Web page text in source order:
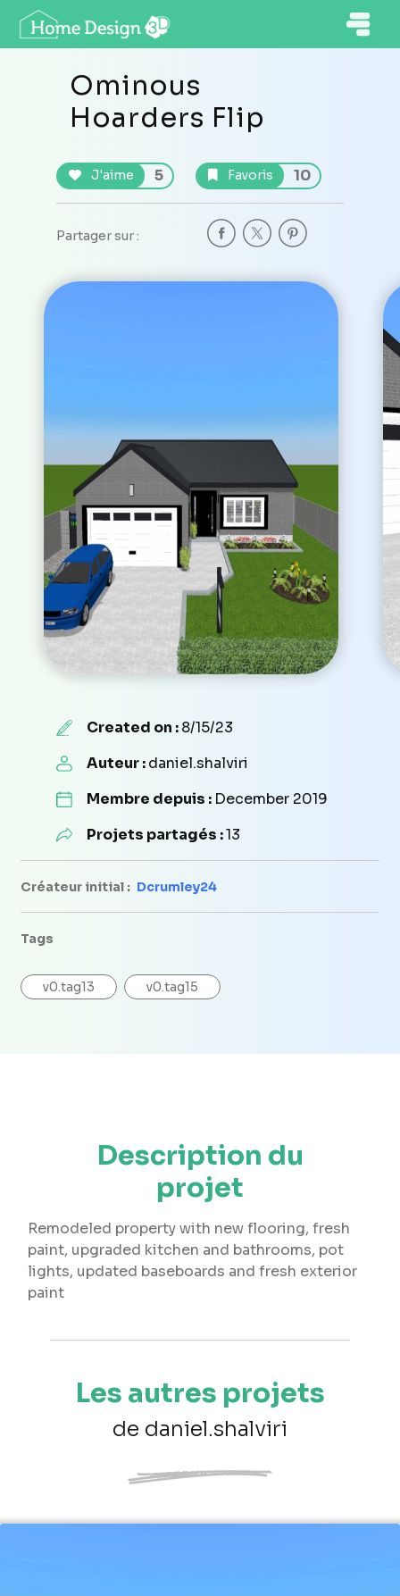
Ominous
Hoarders Flip
J'aime 5 Favoris 10
Partager sur :
Created on :8/15/23
Auteur :daniel.shalviri
Membre depuis : December 2019
Projets partagés :13
Créateur initial : Dcrumley24
Tags
v0.tag13 v0.tag15
Description du
projet
Remodeled property with new flooring, fresh
paint, upgraded kitchen and bathrooms, pot
lights, updated baseboards and fresh exterior
paint
Les autres projets
de daniel.shalviri